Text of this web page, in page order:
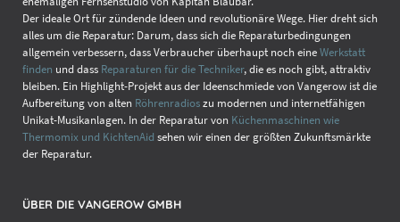
Der ideale Ort für zündende Ideen und revolutionäre Wege. Hier dreht sich
alles um die Reparatur: Darum, dass sich die Reparaturbedingungen
allgemein verbessern, dass Verbraucher überhaupt noch eineWerkstatt
finden und dass Reparaturen für die Techniker, die es noch gibt, attraktiv
bleiben. Ein Highlight-Projekt aus der Ideenschmiede von Vangerow ist die
Aufbereitung von alten Röhrenradioszu modernen und internetfähigen
Unikat-Musikanlagen. In der Reparatur von Küchenmaschinen wie
Thermomix und KichtenAid sehen wir einen der größten Zukunftsmärkte
der Reparatur.
ÜBER DIE VANGEROW GMBH